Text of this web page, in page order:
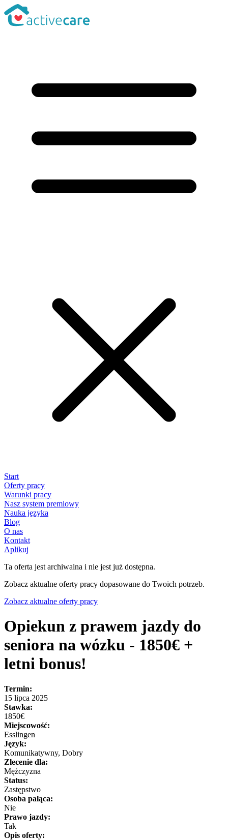
Start
Oferty pracy
Warunki pracy
Nasz system premiowy
Nauka języka
Blog
O nas
Kontakt
Aplikuj
Ta oferta jest archiwalna i nie jest już dostępna.
Zobacz aktualne oferty pracy dopasowane do Twoich potrzeb.
Zobacz aktualne oferty pracy
Opiekun z prawem jazdy do
seniora na wózku - 1850€ +
letni bonus!
Termin:
15 lipca 2025
Stawka:
1850€
Miejscowość:
Esslingen
Język:
Komunikatywny, Dobry
Zlecenie dla:
Mężczyzna
Status:
Zastępstwo
Osoba paląca:
Nie
Prawo jazdy:
Tak
Opis oferty: